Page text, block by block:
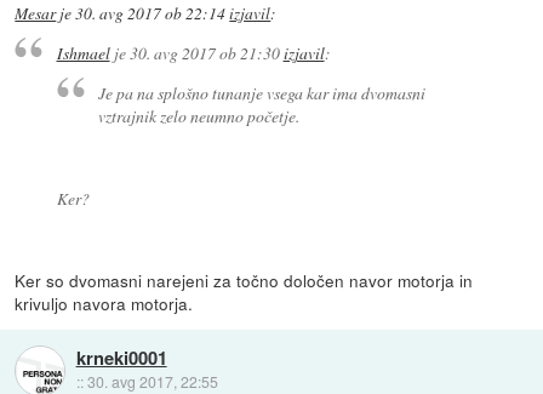
Mesarje30. avg 2017 ob 22:14izjavil:
Ishmaelje30. avg 2017 ob 21:30izjavil:
Je pa na splošno tunanje vsega kar ima dvomasni
vztrajnik zelo neumno početje.
Ker?
Ker so dvomasni narejeni za točno določen navor motorja in
krivuljo navora motorja.
krneki0001
::30. avg 2017, 22:55